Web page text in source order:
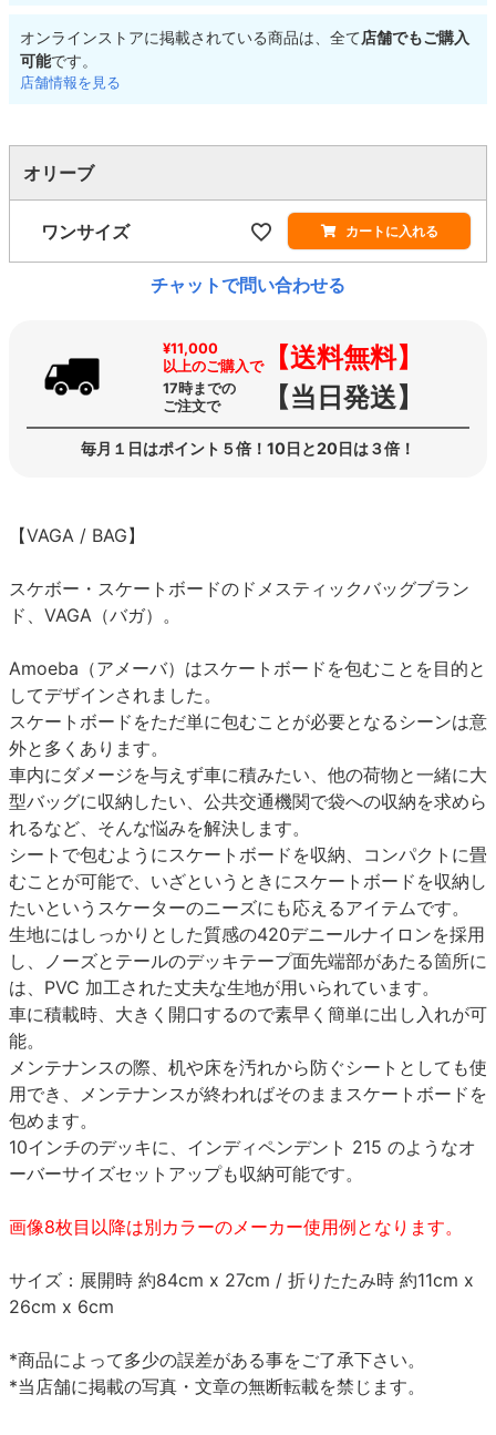
オンラインストアに掲載されている商品は、全て店舗でもご購入
可能です。
店舗情報を見る
オリーブ
ワンサイズ カートに入れる
チャットで問い合わせる
¥11,000
以上のご購入で【送料無料】
17時までの
ご注文で
【当日発送】
毎月１日はポイント５倍！10日と20日は３倍！
【VAGA / BAG】
スケボー・スケートボードのドメスティックバッグブラン
ド、VAGA（バガ）。
Amoeba（アメーバ）はスケートボードを包むことを目的と
してデザインされました。
スケートボードをただ単に包むことが必要となるシーンは意
外と多くあります。
車内にダメージを与えず車に積みたい、他の荷物と一緒に大
型バッグに収納したい、公共交通機関で袋への収納を求めら
れるなど、そんな悩みを解決します。
シートで包むようにスケートボードを収納、コンパクトに畳
むことが可能で、いざというときにスケートボードを収納し
たいというスケーターのニーズにも応えるアイテムです。
生地にはしっかりとした質感の420デニールナイロンを採用
し、ノーズとテールのデッキテープ面先端部があたる箇所に
は、PVC 加工された丈夫な生地が用いられています。
車に積載時、大きく開口するので素早く簡単に出し入れが可
能。
メンテナンスの際、机や床を汚れから防ぐシートとしても使
用でき、メンテナンスが終わればそのままスケートボードを
包めます。
10インチのデッキに、インディペンデント 215 のようなオ
ーバーサイズセットアップも収納可能です。
画像8枚目以降は別カラーのメーカー使用例となります。
サイズ：展開時 約84cm x 27cm / 折りたたみ時 約11cm x
26cm x 6cm
*商品によって多少の誤差がある事をご了承下さい。
*当店舗に掲載の写真・文章の無断転載を禁じます。